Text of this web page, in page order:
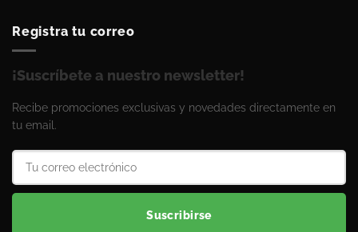
Registra tu correo
¡Suscríbete a nuestro newsletter!
Recibe promociones exclusivas y novedades directamente en
tu email.
Suscribirse